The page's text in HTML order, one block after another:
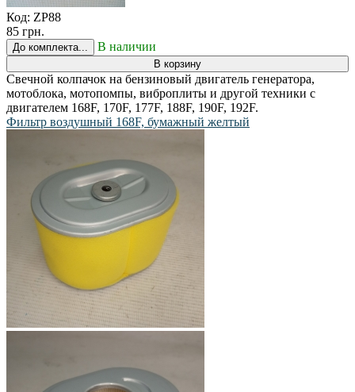
Код: ZP88
85 грн.
До комплекта... В наличии
В корзину
Свечной колпачок на бензиновый двигатель генератора,
мотоблока, мотопомпы, виброплиты и другой техники с
двигателем 168F, 170F, 177F, 188F, 190F, 192F.
Фильтр воздушный 168F, бумажный желтый